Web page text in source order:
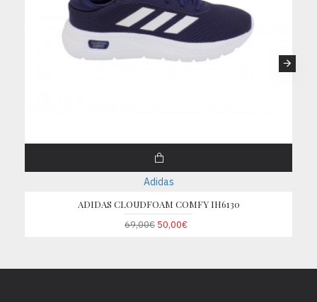
Adidas
ADIDAS CLOUDFOAM COMFY IH6130
69,00€ 50,00€